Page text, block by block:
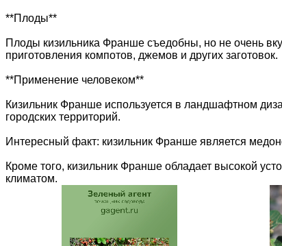
**Плоды**
Плоды кизильника Франше съедобны, но не очень
приготовления компотов, джемов и других заготовок.
**Применение человеком**
Кизильник Франше используется в ландшафтном
городских территорий.
Интересный факт: кизильник Франше является
Кроме того, кизильник Франше обладает высокой
климатом.